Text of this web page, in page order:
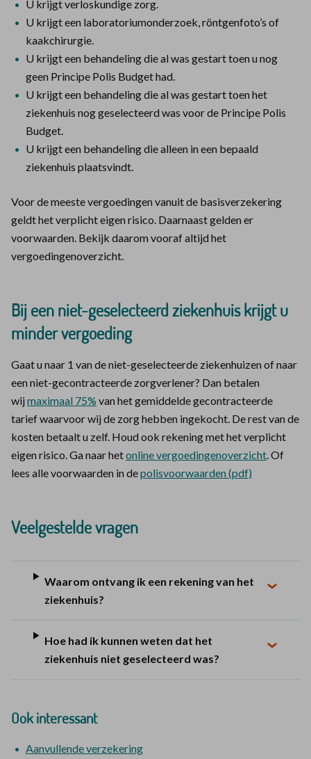
U krijgt verloskundige zorg.
U krijgt een laboratoriumonderzoek, röntgenfoto’s of
kaakchirurgie.
U krijgt een behandeling die al was gestart toen u nog
geen Principe Polis Budget had.
U krijgt een behandeling die al was gestart toen het
ziekenhuis nog geselecteerd was voor de Principe Polis
Budget.
U krijgt een behandeling die alleen in een bepaald
ziekenhuis plaatsvindt.
Voor de meeste vergoedingen vanuit de basisverzekering
geldt het verplicht eigen risico. Daarnaast gelden er
voorwaarden. Bekijk daarom vooraf altijd het
vergoedingenoverzicht.
Bij een niet-geselecteerd ziekenhuis krijgt u
minder vergoeding
Gaat u naar 1 van de niet-geselecteerde ziekenhuizen of naar
een niet-gecontracteerde zorgverlener? Dan betalen
wij maximaal 75% van het gemiddelde gecontracteerde
tarief waarvoor wij de zorg hebben ingekocht. De rest van de
kosten betaalt u zelf. Houd ook rekening met het verplicht
eigen risico. Ga naar hetonline vergoedingenoverzicht. Of
lees alle voorwaarden in depolisvoorwaarden (pdf)
Veelgestelde vragen
Waarom ontvang ik een rekening van het
ziekenhuis?
Hoe had ik kunnen weten dat het
ziekenhuis niet geselecteerd was?
Ook interessant
Aanvullende verzekering